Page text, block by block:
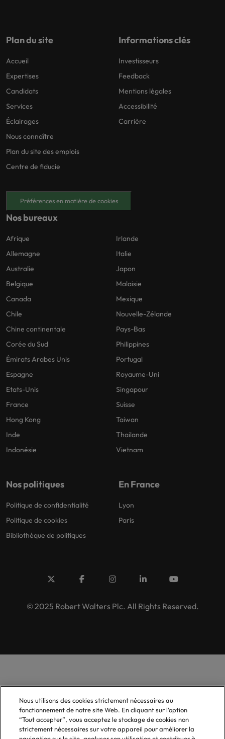
Plan du site
Accueil
Expertises
Candidats
Services
Éclairages
Nous connaître
Plan du site des emplois
Centre de fiducie
Informations clés
Investisseurs
Feedback
Mentions légales
Accessibilité
Carrière
Préférences en matière de cookies
Nos bureaux
Afrique
Allemagne
Australie
Belgique
Canada
Chile
Chine continentale
Corée du Sud
Émirats Arabes Unis
Espagne
Etats-Unis
France
Hong Kong
Inde
Indonésie
Irlande
Italie
Japon
Malaisie
Mexique
Nouvelle-Zélande
Pays-Bas
Philippines
Portugal
Royaume-Uni
Singapour
Suisse
Taiwan
Thailande
Vietnam
Nos politiques
Politique de confidentialité
Politique de cookies
Bibliothèque de politiques
En France
Lyon
Paris
© 2025 Robert Walters Plc. All Rights Reserved.
Nous utilisons des cookies strictement nécessaires au
fonctionnement de notre site Web. En cliquant sur l’option
“Tout accepter”, vous acceptez le stockage de cookies non
strictement nécessaires sur votre appareil pour améliorer la